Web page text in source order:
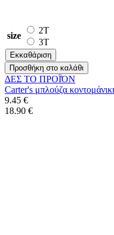
size
2T
3T
Εκκαθάριση
Προσθήκη στο καλάθι
ΔΕΣ ΤO ΠΡΟΪΌΝ
Carter's μπλούζα
9.45 €
18.90 €